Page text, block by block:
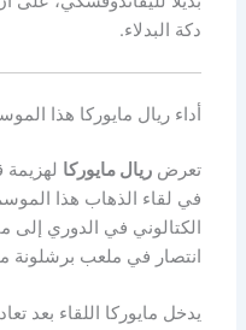
دكة البدلاء.
أداء ريال مايوركا هذا
تعرضريال مايوركا
في لقاء الذهاب هذا
انتصار في ملعب برشلونة منذ
يدخل مايوركا اللقاء بعد